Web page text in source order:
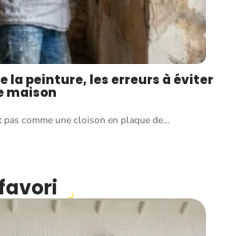
la peinture, les erreurs à éviter
maison
pas comme une cloison en plaque de…